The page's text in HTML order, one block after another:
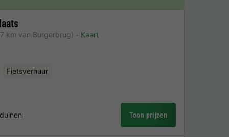
km van Burgerbrug)
Kaart
Fietsverhuur
Toon prijzen